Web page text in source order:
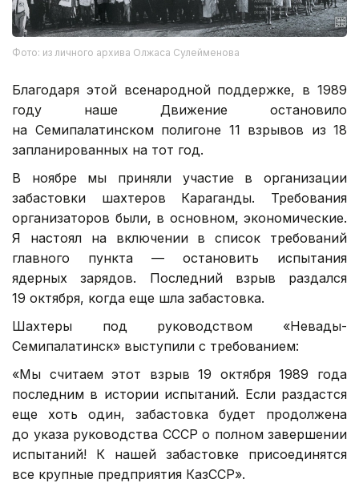
Фото: из личного архива Олжаса Сулейменова
Благодаря этой всенародной поддержке, в 1989
году наше Движение остановило
на Семипалатинском полигоне 11 взрывов из 18
запланированных на тот год.
В ноябре мы приняли участие в организации
забастовки шахтеров Караганды. Требования
организаторов были, в основном, экономические.
Я настоял на включении в список требований
главного пункта — остановить испытания
ядерных зарядов. Последний взрыв раздался
19 октября, когда еще шла забастовка.
Шахтеры под руководством «Невады-
Семипалатинск» выступили с требованием:
«Мы считаем этот взрыв 19 октября 1989 года
последним в истории испытаний. Если раздастся
еще хоть один, забастовка будет продолжена
до указа руководства СССР о полном завершении
испытаний! К нашей забастовке присоединятся
все крупные предприятия КазССР».